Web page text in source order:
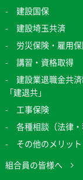
建設国保
建設埼玉共済
労災保険・雇用
講習・資格取得
建設業退職金共
「建退共」
工事保険
各種相談（法律・
その他のメリット
組合員の皆様へ